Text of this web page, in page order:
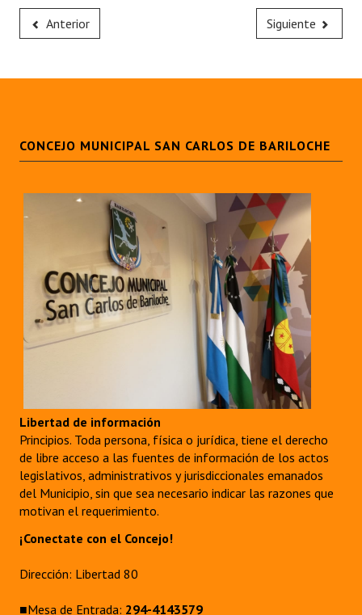
Anterior Siguiente
CONCEJO MUNICIPAL SAN CARLOS DE BARILOCHE
Libertad de información
Principios. Toda persona, física o jurídica, tiene el derecho
de libre acceso a las fuentes de información de los actos
legislativos, administrativos y jurisdiccionales emanados
del Municipio, sin que sea necesario indicar las razones que
motivan el requerimiento.
¡Conectate con el Concejo!
Dirección: Libertad 80
■Mesa de Entrada: 294-4143579